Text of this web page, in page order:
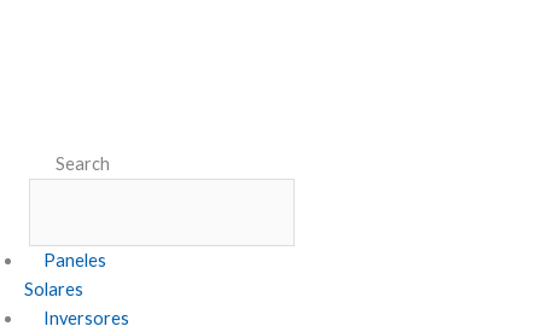
Search
Paneles
Solares
Inversores